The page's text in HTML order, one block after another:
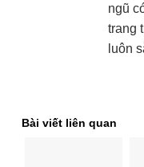
ngũ
trang
luôn
Bài viết liên quan